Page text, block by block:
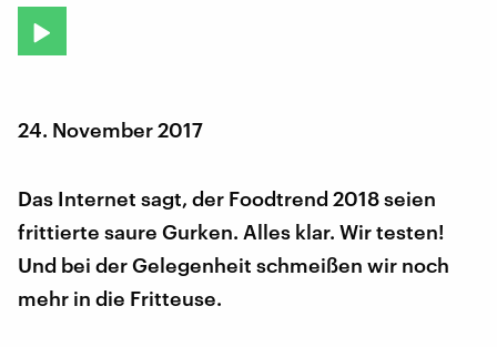
24. November 2017
Das Internet sagt, der Foodtrend 2018 seien
frittierte saure Gurken. Alles klar. Wir testen!
Und bei der Gelegenheit schmeißen wir noch
mehr in die Fritteuse.